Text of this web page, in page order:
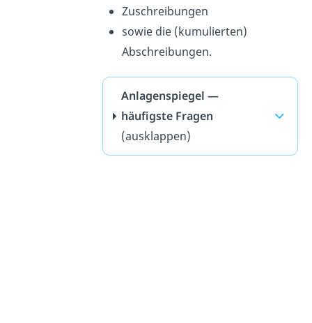
Zuschreibungen
sowie die (kumulierten)
Abschreibungen.
Anlagenspiegel —
häufigste Fragen
(ausklappen)